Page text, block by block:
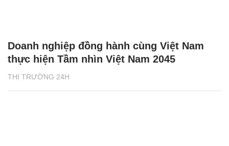
THỊ TRƯỜNG 24H
Doanh nghiệp đồng hành cùng Việt Nam
thực hiện Tầm nhìn Việt Nam 2045